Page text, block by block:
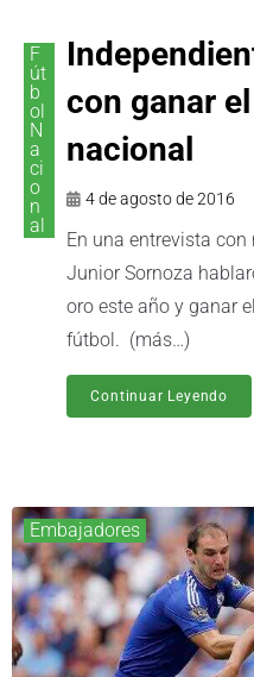
F
út
b
ol
N
a
ci
o
n
al
con ganar
nacional
4 de agosto de 2016
En una entrevista con
Junior Sornoza
oro este año y ganar
fútbol. (más…)
Continuar Leyendo
Embajadores